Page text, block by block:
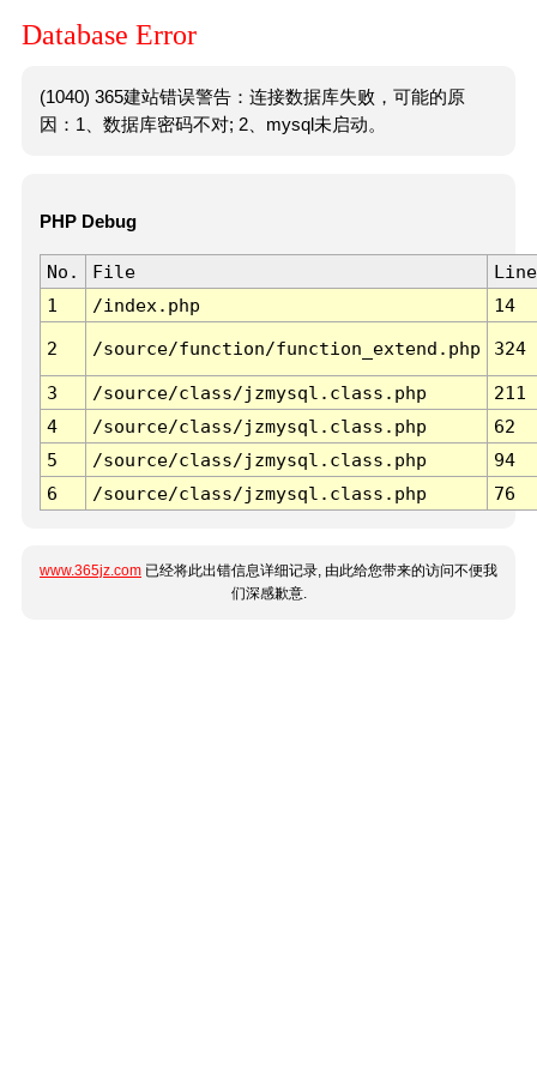
Database Error
(1040) 365建站错误警告：连接数据库失败，可能的原
因：1、数据库密码不对; 2、mysql未启动。
PHP Debug
No. File
Line
1
/index.php 14
2 /source/function/function_extend.php 324
3 /source/class/jzmysql.class.php
211
4
/source/class/jzmysql.class.php
62
5
/source/class/jzmysql.class.php
94
6
/source/class/jzmysql.class.php 76
www.365jz.com 已经将此出错信息详细记录, 由此给您带来的访问不便我
们深感歉意.